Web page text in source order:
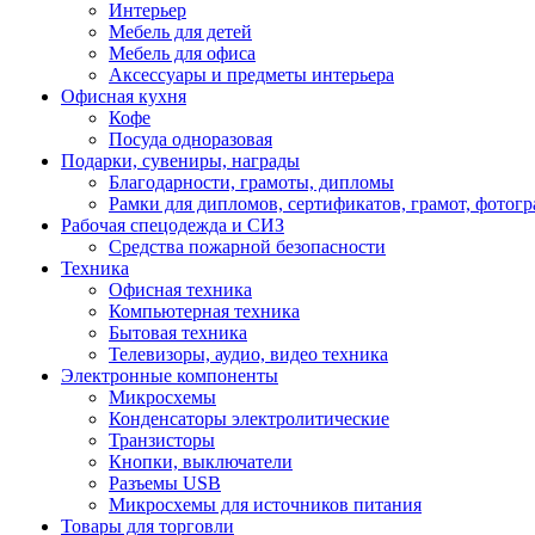
Интерьер
Мебель для детей
Мебель для офиса
Аксессуары и предметы интерьера
Офисная кухня
Кофе
Посуда одноразовая
Подарки, сувениры, награды
Благодарности, грамоты, дипломы
Рамки для дипломов, сертификатов, грамот,
Рабочая спецодежда и СИЗ
Средства пожарной безопасности
Техника
Офисная техника
Компьютерная техника
Бытовая техника
Телевизоры, аудио, видео техника
Электронные компоненты
Микросхемы
Конденсаторы электролитические
Транзисторы
Кнопки, выключатели
Разъемы USB
Микросхемы для источников питания
Товары для торговли